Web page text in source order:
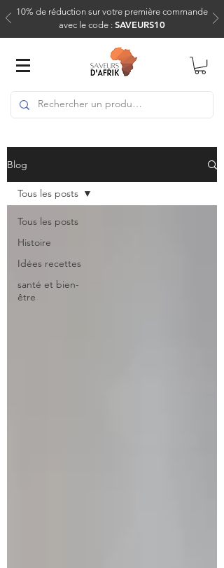
10% de réduction sur votre première commande
avec le code : SAVEURS10
Blog
Tous les posts
Histoire
Idées recettes
santé et bien-
être
Tous les posts